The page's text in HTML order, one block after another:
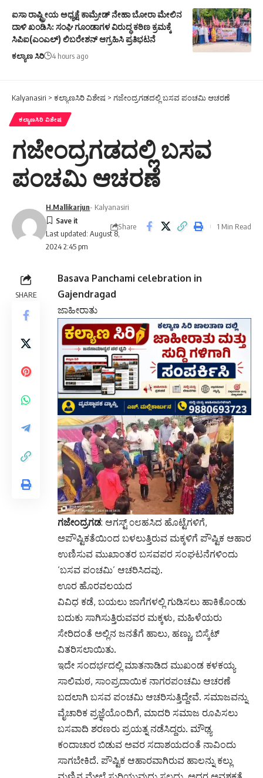
ಐಸಾ ರಾಷ್ಟ್ರೀಯ ಅಧ್ಯಕ್ಷೆ ಕಾಮ್ರೇಡ್ ನೇಹಾ ಬೋರಾ ಮೇಲಿನ
ದಾಳಿ ಖಂಡಿಸಿ: ಸಂಘಿ ಗೂಂಡಾಗಳ ವಿರುದ್ಧ ಕಠಿಣ ಕ್ರಮಕ್ಕೆ
ಸಿಪಿಐ(ಎಂಎಲ್) ಲಿಬರೇಶನ್ ಆಗ್ರಹಿಸಿ ಪ್ರತಿಭಟನೆ
ಕಲ್ಯಾಣ ಸಿರಿ 4 hours ago
Kalyanasiri > ಕಲ್ಯಾಣಸಿರಿ ವಿಶೇಷ > ಗಜೇಂದ್ರಗಡದಲ್ಲಿ ಬಸವ ಪಂಚಮಿ ಆಚರಣೆ
ಕಲ್ಯಾಣಸಿರಿ ವಿಶೇಷ
ಗಜೇಂದ್ರಗಡದಲ್ಲಿ ಬಸವ
ಪಂಚಮಿ ಆಚರಣೆ
Last updated: August 8,
2024 2:45 pm
H.Mallikarjun- Kalyanasiri
Share 1 Min Read
SHARE
Basava Panchami celebration in
Gajendragad
ಜಾಹೀರಾತು
ಗಜೇಂದ್ರಗಡ: ಆಗಸ್ಟ್ ೦೮ಹಸಿದ ಹೊಟ್ಟೆಗಳಿಗೆ,
ಅಪೌಷ್ಟಿಕತೆಯಿಂದ ಬಳಲುತ್ತಿರುವ ಮಕ್ಕಳಿಗೆ ಪೌಷ್ಟಿಕ ಆಹಾರ
ಉಣಿಸುವ ಮುಖಾಂತರ ಬಸವಪರ ಸಂಘಟನೆಗಳಿಂದು
‘ಬಸವ ಪಂಚಮಿ’ ಆಚರಿಸಿದವು.
ಊರ ಹೊರವಲಯದ
ವಿವಿಧ ಕಡೆ, ಬಯಲು ಜಾಗೆಗಳಲ್ಲಿ ಗುಡಿಸಲು ಹಾಕಿಕೊಂಡು
ಬದುಕು ಸಾಗಿಸುತ್ತಿರುವವರ ಮಕ್ಕಳು, ಮಹಿಳೆಯರು
ಸೇರಿದಂತೆ ಅಲ್ಲಿನ ಜನತೆಗೆ ಹಾಲು, ಹಣ್ಣು, ಬಿಸ್ಕೆಟ್
ವಿತರಿಸಲಾಯಿತು.
ಇದೇ ಸಂದರ್ಭದಲ್ಲಿ ಮಾತನಾಡಿದ ಮುಖಂಡ ಕಳಕಯ್ಯ
ಸಾಲಿಮಠ, ಸಾಂಪ್ರದಾಯಿಕ ನಾಗರಪಂಚಮಿ ಆಚರಣೆ
ಬದಲಾಗಿ ಬಸವ ಪಂಚಮಿ ಆಚರಿಸುತ್ತಿದ್ದೇವೆ. ಸಮಾಜವನ್ನು
ವೈಚಾರಿಕ ಪ್ರಜ್ಞೆಯೊಂದಿಗೆ, ಮಾದರಿ ಸಮಾಜ ರೂಪಿಸಲು
ಬಸವಾದಿ ಶರಣರು ಪ್ರಯತ್ನ ನಡೆಸಿದ್ದರು. ಮೌಢ್ಯ
ಕಂದಾಚಾರ ಬಿಡುವ ಅವರ ಸದಾಶಯದಂತೆ ನಾವಿಂದು
ಸಾಗಬೇಕಿದೆ. ಪೌಷ್ಟಿಕ ಆಹಾರವಾಗಿರುವ ಹಾಲನ್ನು ಕಲ್ಲು
ಮಣ್ಣಿನ ಮೇಲೆ ಸುರಿಯುವುದು ಸಲ್ಲದು. ಅದರ ಅವಶ್ಯಕತೆ